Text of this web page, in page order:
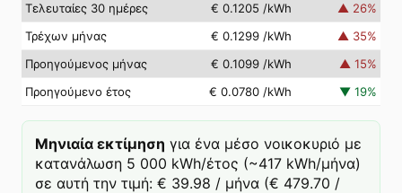
Τελευταίες 30 ημέρες
€ 0.1205 /kWh ▲ 26%
Τρέχων μήνας
€ 0.1299 /kWh ▲ 35%
Προηγούμενος μήνας
€ 0.1099 /kWh ▲ 15%
Προηγούμενο έτος
€ 0.0780 /kWh ▼ 19%
Μηνιαία εκτίμηση για ένα μέσο νοικοκυριό με
κατανάλωση 5 000 kWh/έτος (~417 kWh/μήνα)
σε αυτή την τιμή: € 39.98 / μήνα (€ 479.70 /